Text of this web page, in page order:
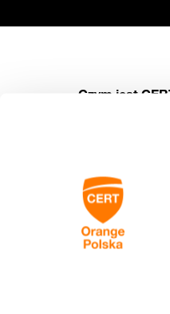
Czym jest
CERT Orange
korzystających z
Poniżej dowiesz się:
Czym jest CERT?
Do jakich organizacji
Skontaktuj się z nami